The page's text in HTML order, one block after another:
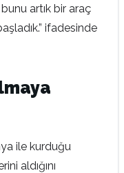
artık bir araç
ifadesinde
ile kurduğu
aldığını